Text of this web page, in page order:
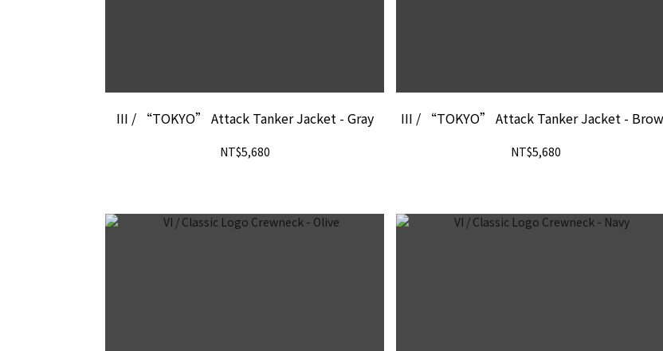
III / “TOKYO” Attack Tanker Jacket - Gray
NT$5,680
III / “TOKYO” Attack Tanker Jacket -
NT$5,680